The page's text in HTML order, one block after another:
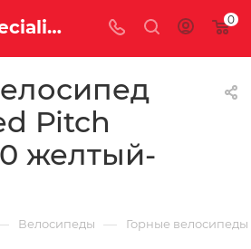
Купить Specialized Pitch Sport 2020 желтый-черный за рублей, а со скидкой 0
Pitch
желтый-
Велосипеды — Горные велосипеды